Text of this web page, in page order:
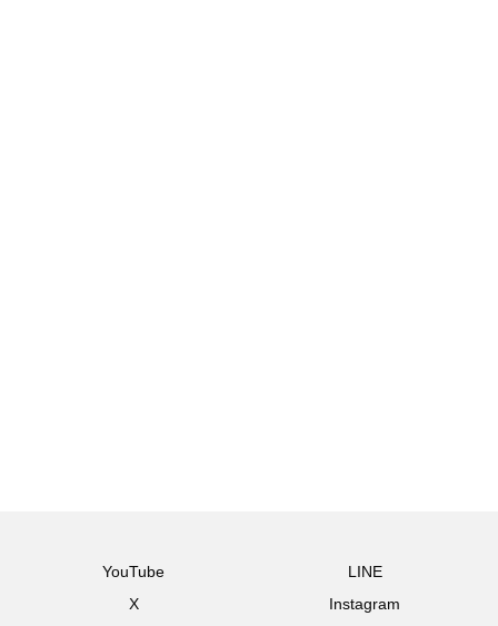
YouTube
LINE
X
Instagram